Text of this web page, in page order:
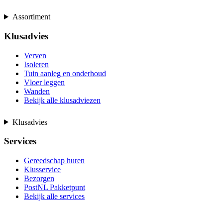
Assortiment
Klusadvies
Verven
Isoleren
Tuin aanleg en onderhoud
Vloer leggen
Wanden
Bekijk alle klusadviezen
Klusadvies
Services
Gereedschap huren
Klusservice
Bezorgen
PostNL Pakketpunt
Bekijk alle services